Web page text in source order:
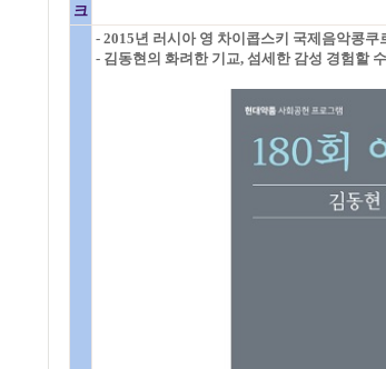
크
- 2015년 러시아 영 차이콥스키 국제음악콩
- 김동현의 화려한 기교, 섬세한 감성 경험할